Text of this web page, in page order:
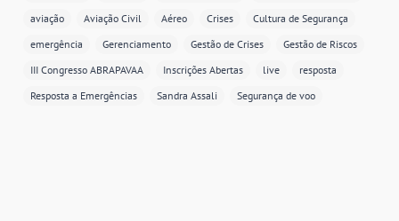
aviação
Aviação Civil Aéreo Crises
Cultura de Segurança
emergência
Gerenciamento Gestão de Crises
Gestão de Riscos
III Congresso ABRAPAVAA
Inscrições Abertas live
resposta
Resposta a Emergências
Sandra Assali Segurança de voo